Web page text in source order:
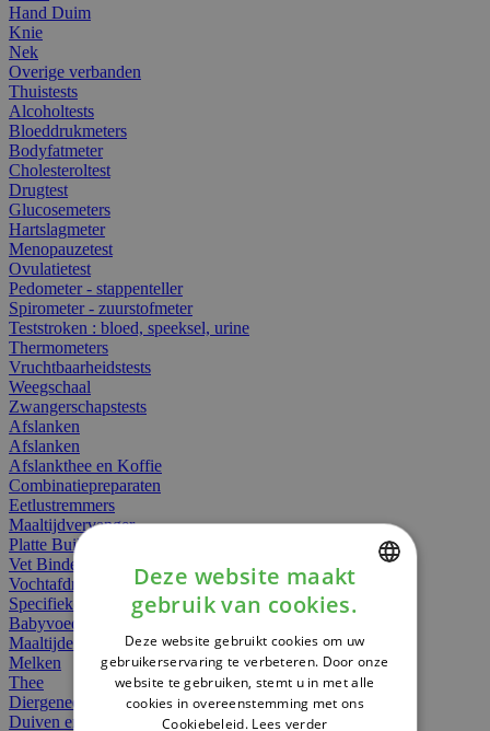
Hand Duim
Knie
Nek
Overige verbanden
Thuistests
Alcoholtests
Bloeddrukmeters
Bodyfatmeter
Cholesteroltest
Drugtest
Glucosemeters
Hartslagmeter
Menopauzetest
Ovulatietest
Pedometer - stappenteller
Spirometer - zuurstofmeter
Teststroken : bloed, speeksel, urine
Thermometers
Vruchtbaarheidstests
Weegschaal
Zwangerschapstests
Afslanken
Afslanken
Afslankthee en Koffie
Combinatiepreparaten
Eetlustremmers
Maaltijdvervanger
Platte Buik
Vet Binders
Vochtafdrijvers
Specifieke Voeding
Babyvoeding
Maaltijden
Melken
Thee
Diergeneesmiddelen
Duiven en vogels
DUTCH
FRENCH
ENGLISH
Deze website maakt
gebruik van cookies.
Deze website gebruikt cookies om uw
gebruikerservaring te verbeteren. Door onze
website te gebruiken, stemt u in met alle
cookies in overeenstemming met ons
Cookiebeleid. Lees verder